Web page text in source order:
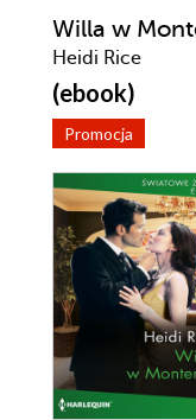
Willa w
Heidi Rice
(ebook)
Promocja